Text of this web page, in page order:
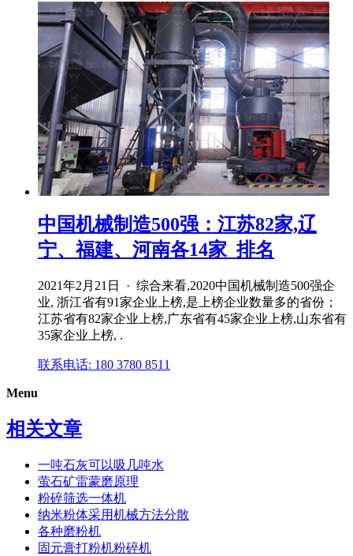
中国机械制造500强：江苏82家,辽
宁、福建、河南各14家_排名
2021年2月21日 · 综合来看,2020中国机械制造500强企
业, 浙江省有91家企业上榜,是上榜企业数量多的省份；
江苏省有82家企业上榜,广东省有45家企业上榜,山东省有
35家企业上榜, .
联系电话: 180 3780 8511
Menu
相关文章
一吨石灰可以吸几吨水
萤石矿雷蒙磨原理
粉碎筛选一体机
纳米粉体采用机械方法分散
各种磨粉机
固元膏打粉机粉碎机